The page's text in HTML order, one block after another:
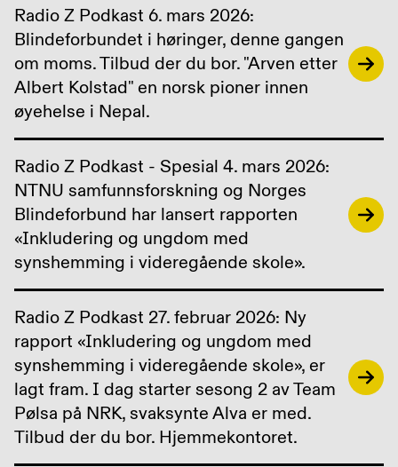
Radio Z Podkast 6. mars 2026:
Blindeforbundet i høringer, denne gangen
om moms. Tilbud der du bor. "Arven etter
Albert Kolstad" en norsk pioner innen
øyehelse i Nepal.
Radio Z Podkast - Spesial 4. mars 2026:
NTNU samfunnsforskning og Norges
Blindeforbund har lansert rapporten
«Inkludering og ungdom med
synshemming i videregående skole».
Radio Z Podkast 27. februar 2026: Ny
rapport «Inkludering og ungdom med
synshemming i videregående skole», er
lagt fram. I dag starter sesong 2 av Team
Pølsa på NRK, svaksynte Alva er med.
Tilbud der du bor. Hjemmekontoret.